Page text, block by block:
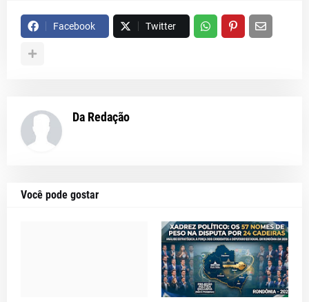
Facebook Twitter
Da Redação
Você pode gostar